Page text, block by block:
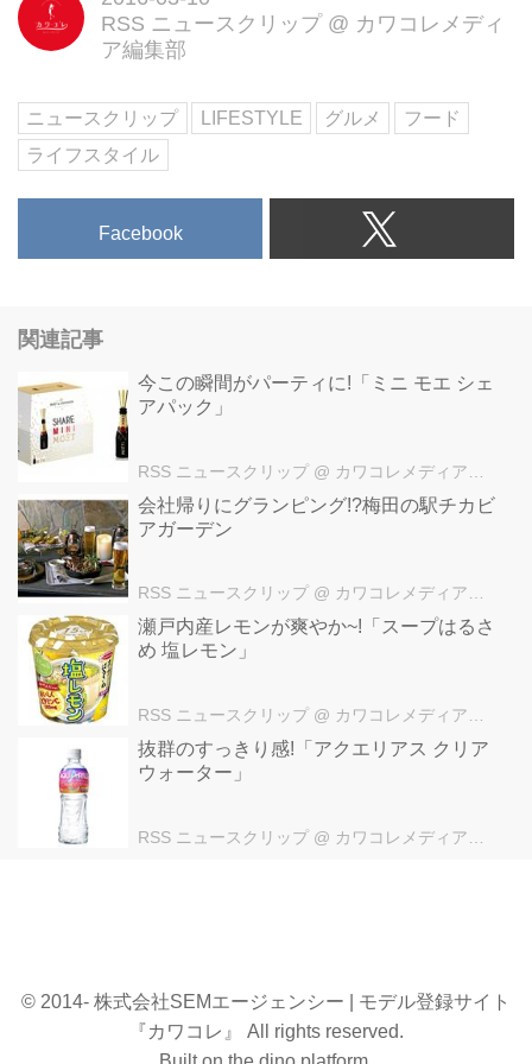
RSS ニュースクリップ @ カワコレメディ
ア編集部
ニュースクリップ LIFESTYLE グルメ
フード
ライフスタイル
Facebook
関連記事
今この瞬間がパーティに!「ミニ モエ シェ
アパック」
RSS ニュースクリップ @ カワコレメディア編集部
会社帰りにグランピング!?梅田の駅チカビ
アガーデン
RSS ニュースクリップ @ カワコレメディア編集部
瀬戸内産レモンが爽やか~!「スープはるさ
め 塩レモン」
RSS ニュースクリップ @ カワコレメディア編集部
抜群のすっきり感!「アクエリアス クリア
ウォーター」
RSS ニュースクリップ @ カワコレメディア編集部
© 2014- 株式会社SEMエージェンシー | モデル登録サイト
『カワコレ』 All rights reserved.